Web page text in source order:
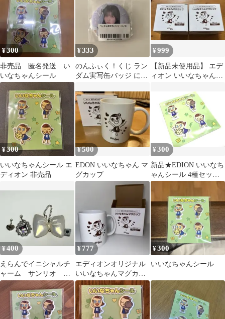
¥300
非売品 匿名発送 い
いなちゃんシール
¥333
のんふぃく！くじ ラン
ダム実写缶バッジ にい
¥999
【新品未使用品】 エデ
ィオン いいなちゃんマ
¥300
いいなちゃんシール エ
ディオン 非売品
¥500
EDON いいなちゃん マ
グカップ
¥300
新品★EDION いいなち
ゃんシール 4種セッ
ト 非売品
¥400
えらんでイニシャルチ
ャーム サンリオ ク
ロミちゃん
¥777
エディオンオリジナル
いいなちゃんマグカッ
プ
¥300
いいなちゃんシール